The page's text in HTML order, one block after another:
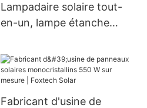
590 W, 620 W, 630 W et
650 W.
Lampadaire solaire tout-
en-un, lampe étanche
Fabricant d'usine de